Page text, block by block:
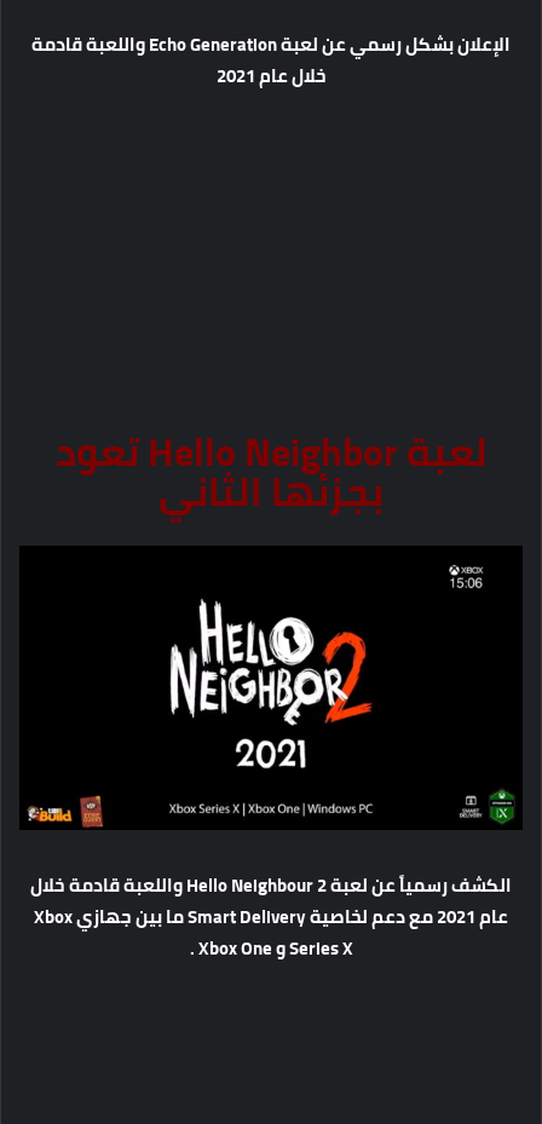
الإعلان بشكل رسمي عن لعبة Echo Generation واللعبة قادمة
خلال عام 2021
لعبة Hello Neighbor تعود
بجزئها الثاني
الكشف رسمياً عن لعبة Hello Neighbour 2 واللعبة قادمة خلال
عام 2021 مع دعم لخاصية Smart Delivery ما بين جهازي Xbox
Series X و Xbox One .